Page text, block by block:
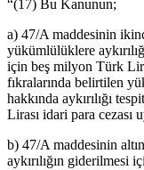
“(17) Bu Kanunun;
a) 47/A maddesinin
yükümlülüklere
için beş milyon Türk
fıkralarında belirtilen
hakkında aykırılığı
Lirası idari para cezası
b) 47/A maddesinin
aykırılığın giderilmesi